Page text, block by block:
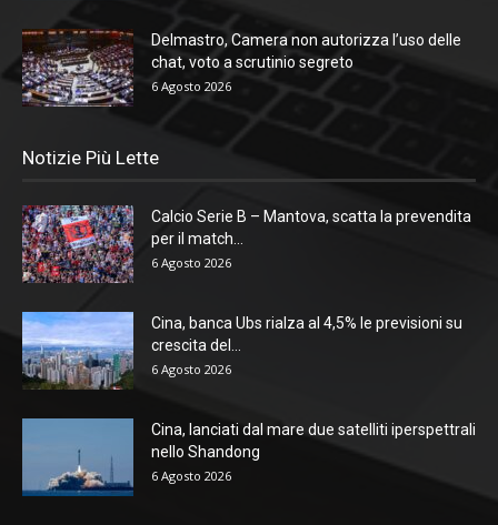
Delmastro, Camera non autorizza l’uso delle
chat, voto a scrutinio segreto
6 Agosto 2026
Notizie Più Lette
Calcio Serie B – Mantova, scatta la prevendita
per il match...
6 Agosto 2026
Cina, banca Ubs rialza al 4,5% le previsioni su
crescita del...
6 Agosto 2026
Cina, lanciati dal mare due satelliti iperspettrali
nello Shandong
6 Agosto 2026